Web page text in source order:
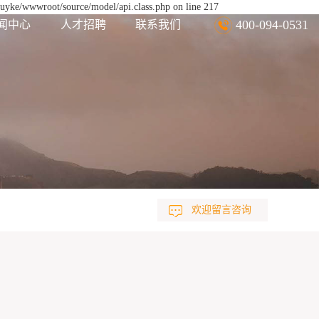
wwwroot/source/model/api.class.php on line 217
中心 人才招聘 联系我们 400-094-0531
欢迎留言咨询